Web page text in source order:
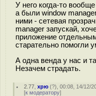
У него когда-то
а были window
ними - сетевая
manager запускай,
приложение
старательно помогли
А одна венда у нас и
Незачем страдать.
2.77 ,хрю (?), 00:08, 14/12/
[к модератору]